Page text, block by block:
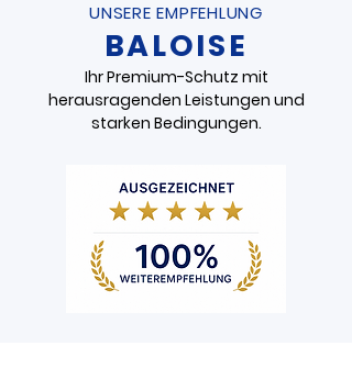
UNSERE EMPFEHLUNG
BALOISE
Ihr Premium-Schutz mit
herausragenden Leistungen und
starken Bedingungen.